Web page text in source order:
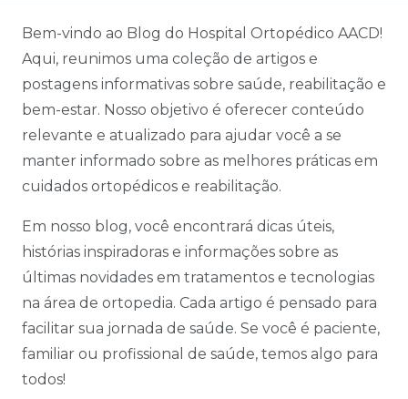
Bem-vindo ao Blog do Hospital Ortopédico AACD!
Aqui, reunimos uma coleção de artigos e
postagens informativas sobre saúde, reabilitação e
bem-estar. Nosso objetivo é oferecer conteúdo
relevante e atualizado para ajudar você a se
manter informado sobre as melhores práticas em
cuidados ortopédicos e reabilitação.
Em nosso blog, você encontrará dicas úteis,
histórias inspiradoras e informações sobre as
últimas novidades em tratamentos e tecnologias
na área de ortopedia. Cada artigo é pensado para
facilitar sua jornada de saúde. Se você é paciente,
familiar ou profissional de saúde, temos algo para
todos!